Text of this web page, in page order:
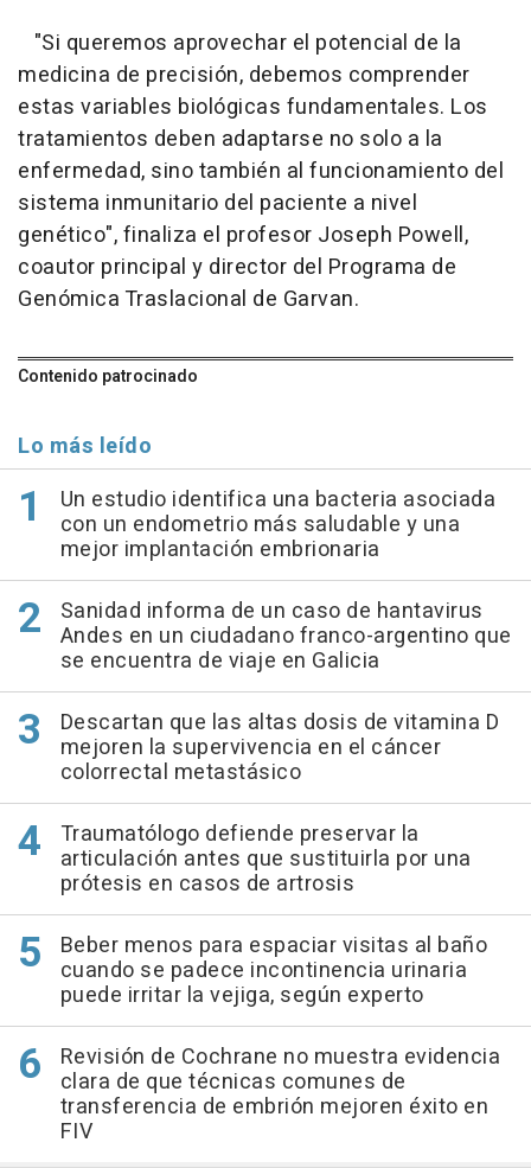
"Si queremos aprovechar el potencial de la
medicina de precisión, debemos comprender
estas variables biológicas fundamentales. Los
tratamientos deben adaptarse no solo a la
enfermedad, sino también al funcionamiento del
sistema inmunitario del paciente a nivel
genético", finaliza el profesor Joseph Powell,
coautor principal y director del Programa de
Genómica Traslacional de Garvan.
Contenido patrocinado
Lo más leído
Un estudio identifica una bacteria asociada
con un endometrio más saludable y una
mejor implantación embrionaria
Sanidad informa de un caso de hantavirus
Andes en un ciudadano franco-argentino que
se encuentra de viaje en Galicia
Descartan que las altas dosis de vitamina D
mejoren la supervivencia en el cáncer
colorrectal metastásico
Traumatólogo defiende preservar la
articulación antes que sustituirla por una
prótesis en casos de artrosis
Beber menos para espaciar visitas al baño
cuando se padece incontinencia urinaria
puede irritar la vejiga, según experto
Revisión de Cochrane no muestra evidencia
clara de que técnicas comunes de
transferencia de embrión mejoren éxito en
FIV